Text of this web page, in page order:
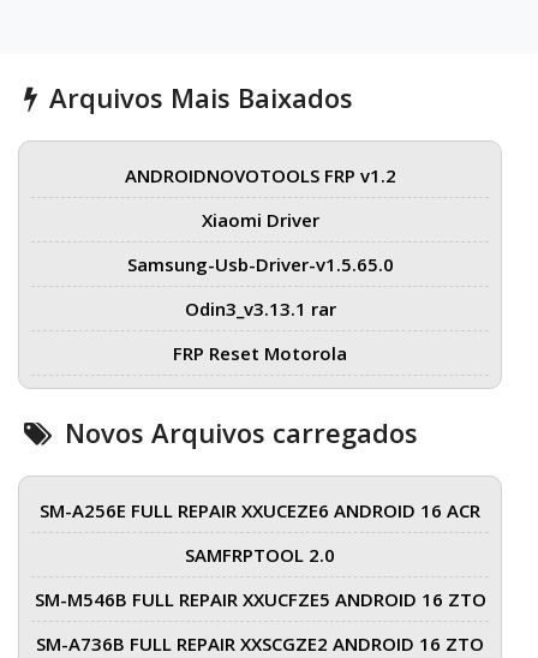
Arquivos Mais Baixados
ANDROIDNOVOTOOLS FRP v1.2
Xiaomi Driver
Samsung-Usb-Driver-v1.5.65.0
Odin3_v3.13.1 rar
FRP Reset Motorola
Novos Arquivos carregados
SM-A256E FULL REPAIR XXUCEZE6 ANDROID 16 ACR
SAMFRPTOOL 2.0
SM-M546B FULL REPAIR XXUCFZE5 ANDROID 16 ZTO
SM-A736B FULL REPAIR XXSCGZE2 ANDROID 16 ZTO